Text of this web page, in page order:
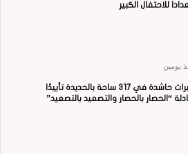
للاحتفال الكبير
يومين
مسيرات حاشدة في 317 ساحة بالحديدة تأييدًا
“الحصار بالحصار والتصعيد بالتصعيد”